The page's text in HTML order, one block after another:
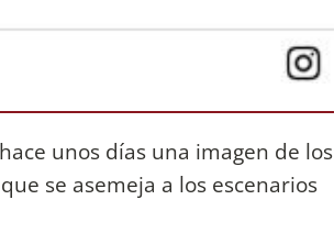
unos días una imagen de los
se asemeja a los escenarios